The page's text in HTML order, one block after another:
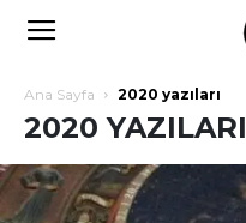
Ana Sayfa 2020 yazıları
2020 YAZILARI